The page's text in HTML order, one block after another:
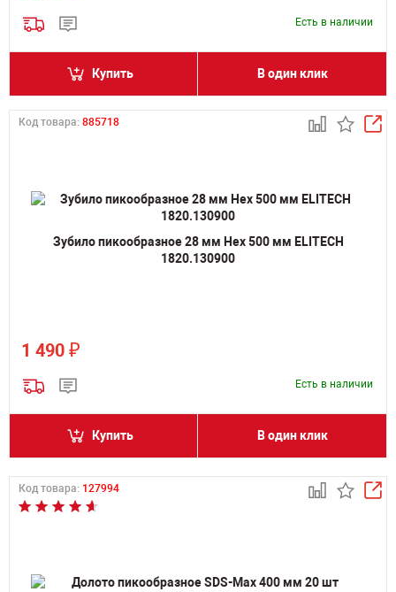
Есть в наличии
Купить В один клик
Код товара: 885718
Зубило пикообразное 28 мм Hex 500 мм ELITECH
1820.130900
1 490 ₽
Есть в наличии
Купить В один клик
Код товара: 127994